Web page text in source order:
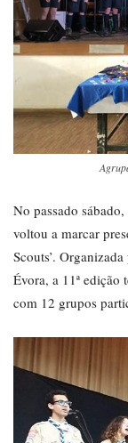
No passado
voltou a marcar
Scouts’.
Évora, a 11ª
com 12 grupos